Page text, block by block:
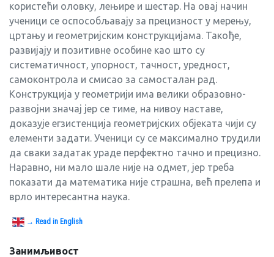
користећи оловку, лењире и шестар. На овај начин
ученици се оспособљавају за прецизност у мерењу,
цртању и геометријским конструкцијама. Такође,
развијају и позитивне особине као што су
систематичност, упорност, тачност, уредност,
самоконтрола и смисао за самосталан рад.
Конструкција у геометрији има велики образовно-
развојни значај јер се тиме, на нивоу наставе,
доказује егзистенција геометријских објеката чији су
елементи задати. Ученици су се максимално трудили
да сваки задатак ураде перфектно тачно и прецизно.
Наравно, ни мало шале није на одмет, јер треба
показати да математика није страшна, већ прелепа и
врло интересантна наука.
→ Read in English
Занимљивост